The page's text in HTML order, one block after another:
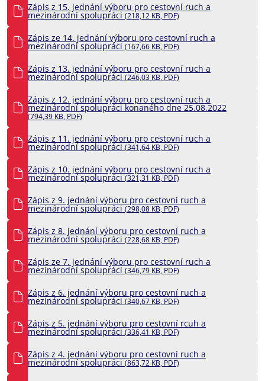
Zápis z 15. jednání výboru pro cestovní ruch a
mezinárodní spolupráci(218,12 KB, PDF)
Zápis ze 14. jednání výboru pro cestovní ruch a
mezinárodní spolupráci(167,66 KB, PDF)
Zápis z 13. jednání výboru pro cestovní ruch a
mezinárodní spolupráci(246,03 KB, PDF)
Zápis z 12. jednání výboru pro cestovní ruch a
mezinárodní spolupráci konaného dne 25.08.2022
(794,39 KB, PDF)
Zápis z 11. jednání výboru pro cestovní ruch a
mezinárodní spolupráci(341,64 KB, PDF)
Zápis z 10. jednání výboru pro cestovní ruch a
mezinárodní spolupráci(321,31 KB, PDF)
Zápis z 9. jednání výboru pro cestovní ruch a
mezinárodní spolupráci(298,08 KB, PDF)
Zápis z 8. jednání výboru pro cestovní ruch a
mezinárodní spolupráci(228,68 KB, PDF)
Zápis ze 7. jednání výboru pro cestovní ruch a
mezinárodní spolupráci(346,79 KB, PDF)
Zápis z 6. jednání výboru pro cestovní ruch a
mezinárodní spolupráci(340,67 KB, PDF)
Zápis z 5. jednání výboru pro cestovní rcuh a
mezinárodní spolupráci(336,41 KB, PDF)
Zápis z 4. jednání výboru pro cestovní ruch a
mezinárodní spolupráci(863,72 KB, PDF)